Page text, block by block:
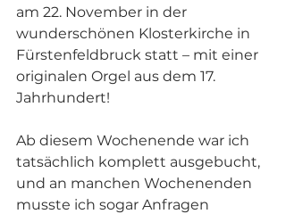
am 22. November in der
wunderschönen Klosterkirche in
Fürstenfeldbruck statt – mit einer
originalen Orgel aus dem 17.
Jahrhundert!
Ab diesem Wochenende war ich
tatsächlich komplett ausgebucht,
und an manchen Wochenenden
musste ich sogar Anfragen